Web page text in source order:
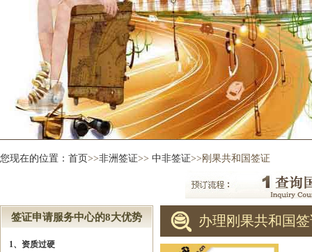
您现在的位置： 首页>>非洲签证>> 中非签证>>刚果共和国签证
签证申请服务中心的8大优势
1、资质过硬
办理刚果共和国